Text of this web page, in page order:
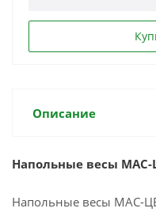
Описание
Напольные весы МАС-
Напольные весы МАС-